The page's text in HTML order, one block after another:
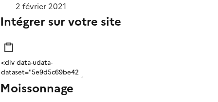
2 février 2021
Intégrer sur votre site
Moissonnage